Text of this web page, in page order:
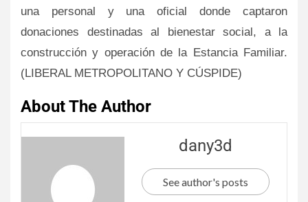
una personal y una oficial donde captaron
donaciones destinadas al bienestar social, a la
construcción y operación de la Estancia Familiar.
(LIBERAL METROPOLITANO Y CÚSPIDE)
About The Author
dany3d
See author's posts